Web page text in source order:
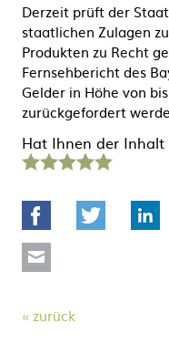
Derzeit prüft der
staatlichen Zulagen
Produkten zu Recht
Fernsehbericht des
Gelder in Höhe von
zurückgefordert
Hat Ihnen der Inhalt
Stern Sterne Sterne Sterne Sterne
Facebook Twitter
zurück